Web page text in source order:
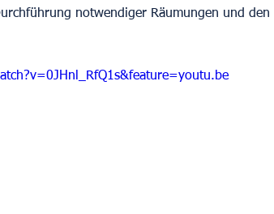
notwendiger Räumungen und